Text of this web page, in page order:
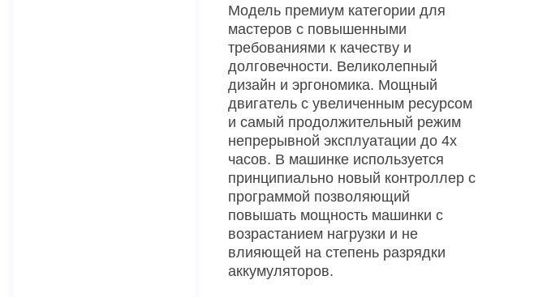
Модель премиум категории для
мастеров с повышенными
требованиями к качеству и
долговечности. Великолепный
дизайн и эргономика. Мощный
двигатель с увеличенным ресурсом
и самый продолжительный режим
непрерывной эксплуатации до 4х
часов. В машинке используется
принципиально новый контроллер с
программой позволяющий
повышать мощность машинки с
возрастанием нагрузки и не
влияющей на степень разрядки
аккумуляторов.